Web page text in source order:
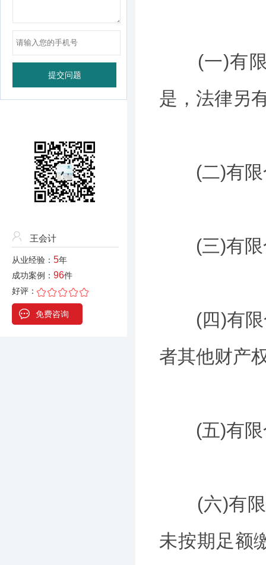
王会计
从业经验： 5年
成功案例： 96件
好评：
免费咨询
(一)有限
是，法律另
(二)有限
(三)有限合
(四)有限
者其他财产
(五)有限
(六)有限
未按期足额